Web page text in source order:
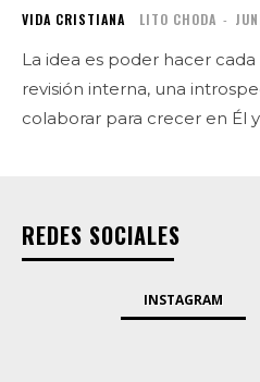
VIDA CRISTIANA LITO CHODA -
La idea es poder hacer
revisión interna, una
colaborar para crecer en Él
REDES SOCIALES
INSTAGRAM